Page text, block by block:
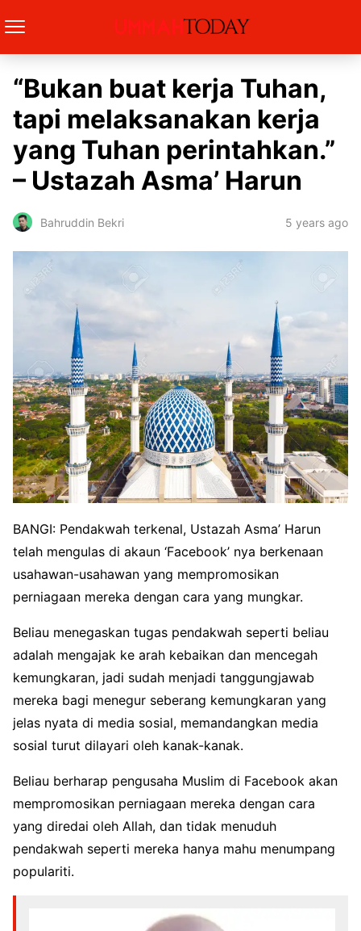
“Bukan buat kerja Tuhan,
tapi melaksanakan kerja
yang Tuhan perintahkan.”
– Ustazah Asma’ Harun
Bahruddin Bekri 5 years ago
BANGI: Pendakwah terkenal, Ustazah Asma’ Harun
telah mengulas di akaun ‘Facebook’ nya berkenaan
usahawan-usahawan yang mempromosikan
perniagaan mereka dengan cara yang mungkar.
Beliau menegaskan tugas pendakwah seperti beliau
adalah mengajak ke arah kebaikan dan mencegah
kemungkaran, jadi sudah menjadi tanggungjawab
mereka bagi menegur seberang kemungkaran yang
jelas nyata di media sosial, memandangkan media
sosial turut dilayari oleh kanak-kanak.
Beliau berharap pengusaha Muslim di Facebook akan
mempromosikan perniagaan mereka dengan cara
yang diredai oleh Allah, dan tidak menuduh
pendakwah seperti mereka hanya mahu menumpang
populariti.